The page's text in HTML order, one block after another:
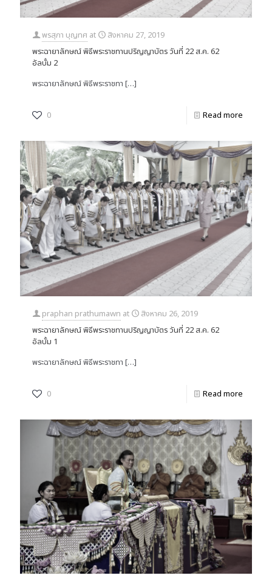
พรสุภา บุญทศ at
สิงหาคม 27, 2019
พระฉายาลักษณ์ พิธีพระราชทานปริญญาบัตร วันที่ 22 ส.ค. 62
อัลบั้ม 2
พระฉายาลักษณ์ พิธีพระราชทา […]
0 Read more
praphan prathumawn at
สิงหาคม 26, 2019
พระฉายาลักษณ์ พิธีพระราชทานปริญญาบัตร วันที่ 22 ส.ค. 62
อัลบั้ม 1
พระฉายาลักษณ์ พิธีพระราชทา […]
0 Read more